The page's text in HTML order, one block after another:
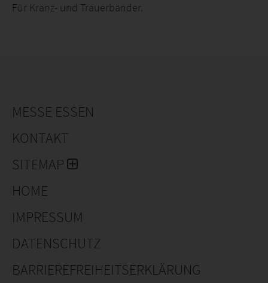
Für Kranz- und Trauerbänder.
MESSE ESSEN
KONTAKT
SITEMAP
HOME
IMPRESSUM
DATENSCHUTZ
BARRIEREFREIHEITSERKLÄRUNG